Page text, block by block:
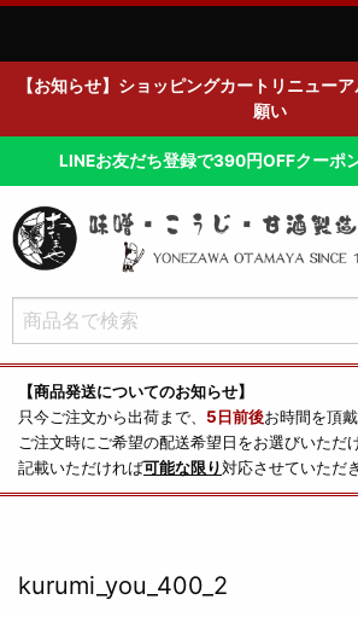
【お知らせ】ショッピングカートリニュー
願い
LINEお友だち登録で390円OFFクーポ
【商品発送についてのお知らせ】
只今ご注文から出荷まで、 5日前後お時間を頂
ご注文時にご希望の配送希望日をお選びいただ
記載いただければ可能な限り対応させていただ
kurumi_you_400_2